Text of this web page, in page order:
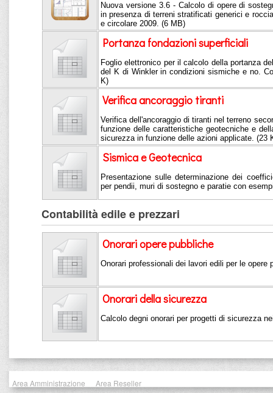
Nuova versione 3.6 - Calcolo di opere di
in presenza di terreni stratificati generici e
e circolare 2009. (6 MB)
Portanza fondazioni superficiali
Foglio elettronico per il calcolo della portanza
del K di Winkler in condizioni sismiche e no.
K)
Verifica ancoraggio tiranti
Verifica dell'ancoraggio di tiranti nel terreno
funzione delle caratteristiche geotecniche e
sicurezza in funzione delle azioni applicate. (23
Sismica e Geotecnica
Presentazione sulle determinazione dei
per pendii, muri di sostegno e paratie con
Contabilità edile e prezzari
Onorari opere pubbliche
Onorari professionali dei lavori edili per le opere
Onorari della sicurezza
Calcolo degni onorari per progetti di sicurezza
Area Amministrazione
Area Reseller